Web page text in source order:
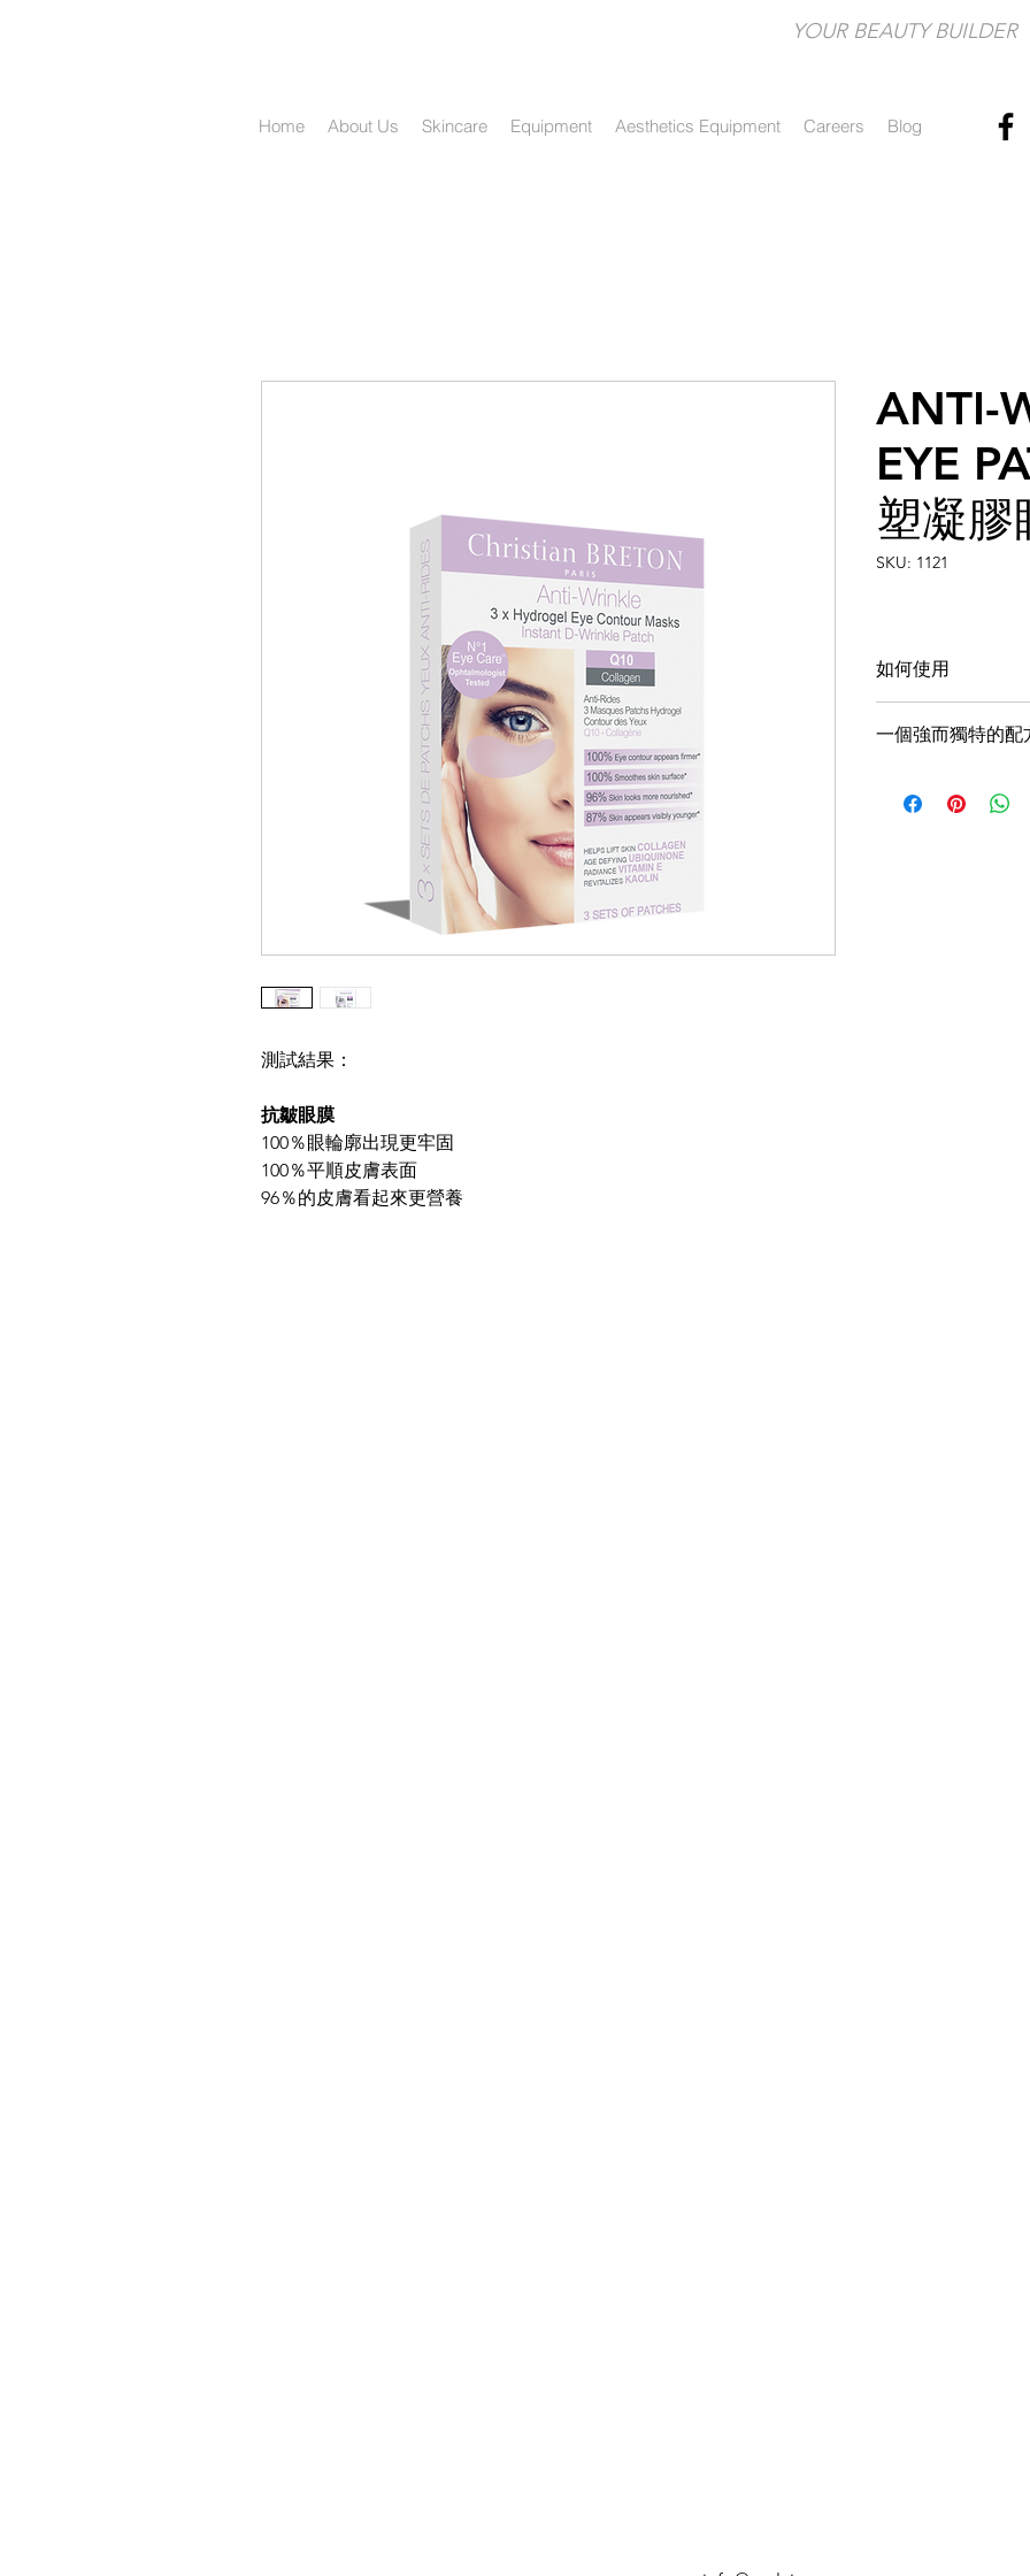
YOUR BEAUTY BUILDER​
Home About Us Skincare Equipment Aesthetics Equipment Careers Blog
測試結果：
抗皺眼膜
100％眼輪廓出現更牢固
100％平順皮膚表面
96％的皮膚看起來更營養
ANTI-
EYE
塑凝膠
SKU: 1121
如何使用
2.從掩模中除去保
使用方法：一次或
一個強而獨特的配
膠原蛋白：有